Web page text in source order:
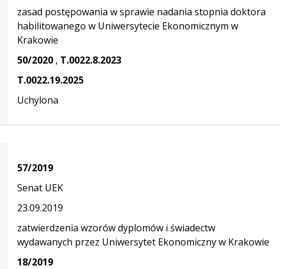
zasad postępowania w sprawie nadania stopnia doktora
habilitowanego w Uniwersytecie Ekonomicznym w
Krakowie
50/2020, T.0022.8.2023
T.0022.19.2025
Uchylona
57/2019
Senat UEK
23.09.2019
zatwierdzenia wzorów dyplomów i świadectw
wydawanych przez Uniwersytet Ekonomiczny w Krakowie
18/2019